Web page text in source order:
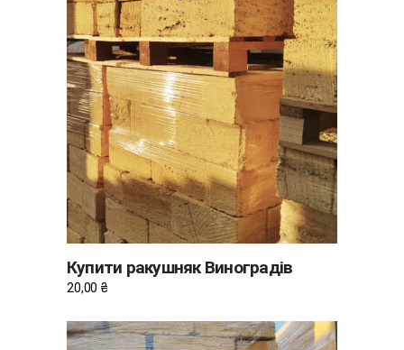
ДОДАТИ В КОШИК
Купити ракушняк Виноградів
20,00 ₴